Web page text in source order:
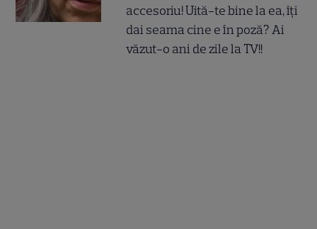
accesoriu! Uită-te bine la ea, îți
dai seama cine e în poză? Ai
văzut-o ani de zile la TV!!